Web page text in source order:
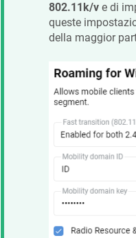
802.11k/ve di
queste
della maggior